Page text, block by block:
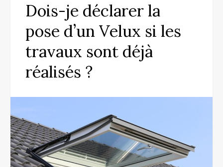
Dois-je déclarer la
pose d’un Velux si les
travaux sont déjà
réalisés ?